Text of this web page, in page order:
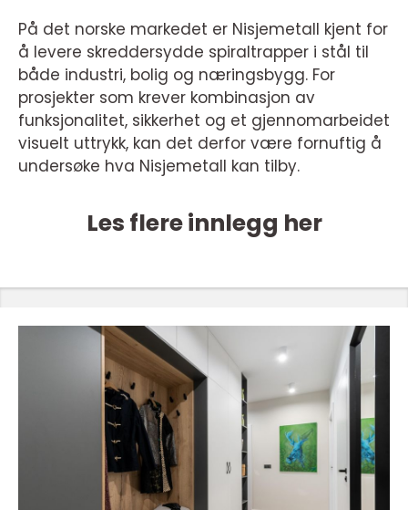
På det norske markedet er Nisjemetall kjent for
å levere skreddersydde spiraltrapper i stål til
både industri, bolig og næringsbygg. For
prosjekter som krever kombinasjon av
funksjonalitet, sikkerhet og et gjennomarbeidet
visuelt uttrykk, kan det derfor være fornuftig å
undersøke hva Nisjemetall kan tilby.
Les flere innlegg her